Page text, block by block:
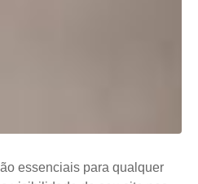
essenciais para qualquer